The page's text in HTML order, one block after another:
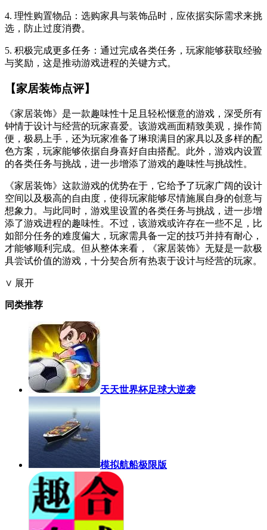
4. 理性购置物品：选购家具与装饰品时，应依据实际需求来挑
选，防止过度消费。
5. 积极完成更多任务：通过完成各类任务，玩家能够获取经验
与奖励，这是推动游戏进程的关键方式。
【家居装饰点评】
《家居装饰》是一款趣味性十足且轻松惬意的游戏，深受所有
钟情于设计与经营的玩家喜爱。该游戏画面精致美观，操作简
便，极易上手，还为玩家准备了琳琅满目的家具以及多样的配
色方案，玩家能够依据自身喜好自由搭配。此外，游戏内设置
的各类任务与挑战，进一步增添了游戏的趣味性与挑战性。
《家居装饰》这款游戏的优势在于，它给予了玩家广阔的设计
空间以及极高的自由度，使得玩家能够尽情施展自身的创意与
想象力。与此同时，游戏里设置的各类任务与挑战，进一步增
添了游戏进程的趣味性。不过，该游戏或许存在一些不足，比
如部分任务的难度偏大，玩家需具备一定的技巧并持有耐心，
才能够顺利完成。但从整体来看，《家居装饰》无疑是一款极
具尝试价值的游戏，十分契合所有热衷于设计与经营的玩家。
∨ 展开
同类推荐
天天世界杯足球大逆袭
模拟航船极限版